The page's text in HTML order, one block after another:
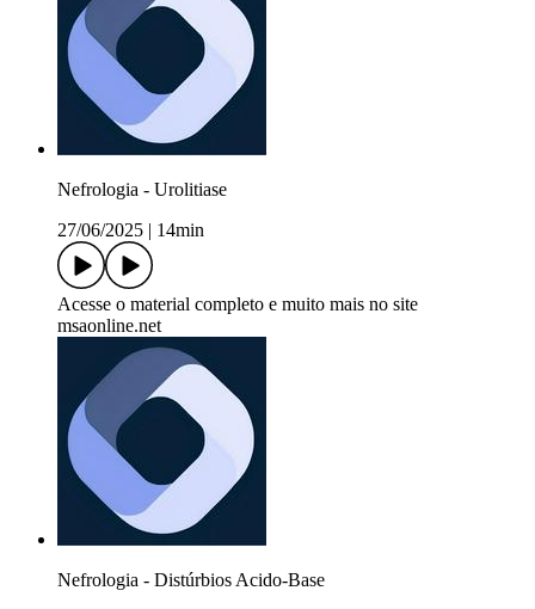
Nefrologia - Urolitiase
27/06/2025
14min
Acesse o material completo e muito mais no site
msaonline.net
Nefrologia - Distúrbios Acido-Base